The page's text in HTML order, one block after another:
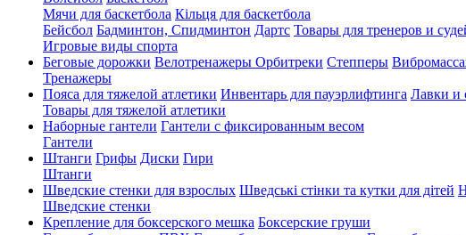
Мячи для баскетбола Кільця для баскетбола
Бейсбол Бадминтон, Спидминтон Дартс Товары для тренеров и
Игровые виды спорта
Беговые дорожки Велотренажеры Орбитреки Степперы
Тренажеры
Пояса для тяжелой атлетики Инвентарь для пауэрлифтинга Лавки и
Товары для тяжелой атлетики
Наборные гантели Гантели с фиксированным весом
Гантели
Штанги Грифы Диски Гири
Штанги
Шведские стенки для взрослых Шведські стінки та кутки для дітей
Шведские стенки
Крепление для боксерского мешка Боксерские груши